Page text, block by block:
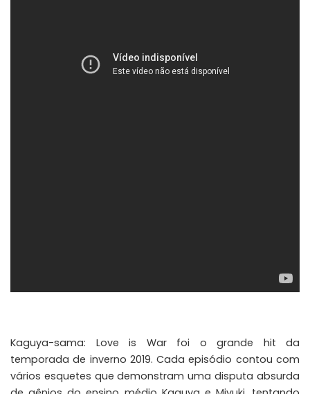
Kaguya-sama: Love is War foi o grande hit da
temporada de inverno 2019. Cada episódio contou com
vários esquetes que demonstram uma disputa absurda